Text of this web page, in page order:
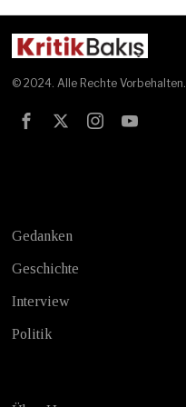
© 2024. Alle Rechte Vorbehalten.
Gedanken
Geschichte
Interview
Politik